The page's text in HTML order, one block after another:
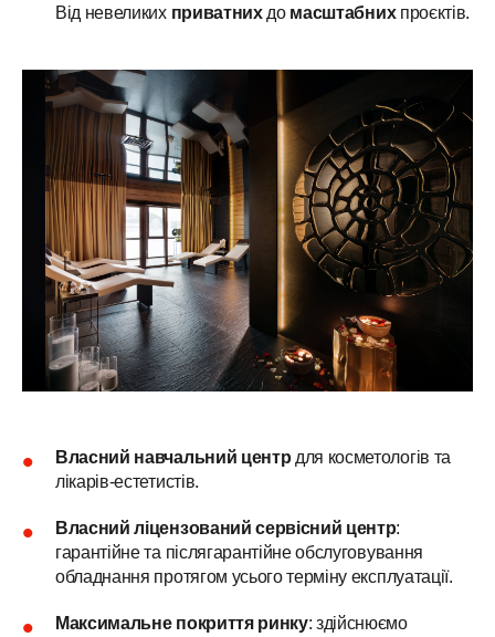
Від невеликих приватнихдо масштабнихпроєктів.
Власний навчальний центр для косметологів та
лікарів-естетистів.
Власний ліцензований сервісний центр:
гарантійне та післягарантійне обслуговування
обладнання протягом усього терміну експлуатації.
Максимальне покриття ринку: здійснюємо